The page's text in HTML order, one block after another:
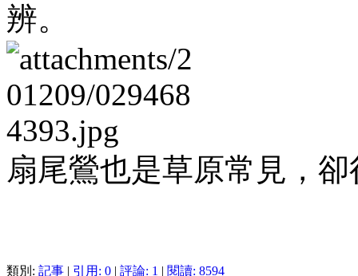
辨。
扇尾鶯也是草原常見，
類別: 記事 | 引用: 0 | 評論: 1 | 閱讀: 8594